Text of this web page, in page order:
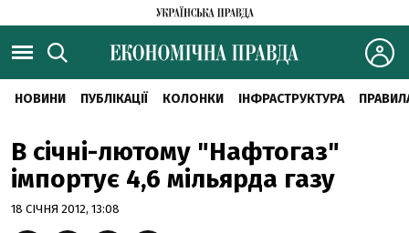
НОВИНИ ПУБЛІКАЦІЇ КОЛОНКИ ІНФРАСТРУКТУРА
В січні-лютому "Нафтогаз"
імпортує 4,6 мільярда газу
18 СІЧНЯ 2012, 13:08